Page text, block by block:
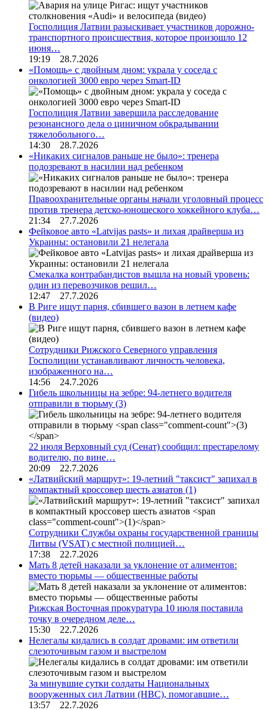
Госполиция Латвии разыскивает участников дорожно-
транспортного происшествия, которое произошло 12
июня…
19:19 28.7.2026
«Помощь» с двойным дном: украла у соседа с
онкологией 3000 евро через Smart-ID
Госполиция Латвии завершила расследование
резонансного дела о циничном обкрадывании
тяжелобольного…
14:30 28.7.2026
«Никаких сигналов раньше не было»: тренера
подозревают в насилии над ребенком
Правоохранительные органы начали уголовный процесс
против тренера детско-юношеского хоккейного клуба…
21:34 27.7.2026
Фейковое авто «Latvijas pasts» и лихая драйверша из
Украины: остановили 21 нелегала
Смекалка контрабандистов вышла на новый уровень:
один из перевозчиков решил…
12:47 27.7.2026
В Риге ищут парня, сбившего вазон в летнем кафе
(видео)
Сотрудники Рижского Северного управления
Госполиции устанавливают личность человека,
изображенного на…
14:56 24.7.2026
Гибель школьницы на зебре: 94-летнего водителя
отправили в тюрьму (3)
22 июля Верховный суд (Сенат) сообщил: престарелому
водителю, по вине…
20:09 22.7.2026
«Латвийский маршрут»: 19-летний "таксист" запихал в
компактный кроссовер шесть азиатов (1)
Сотрудники Службы охраны государственной границы
Литвы (VSAT) с местной полицией…
17:38 22.7.2026
Мать 8 детей наказали за уклонение от алиментов:
вместо тюрьмы — общественные работы
Рижская Восточная прокуратура 10 июля поставила
точку в очередном деле…
15:30 22.7.2026
Нелегалы кидались в солдат дровами: им ответили
слезоточивым газом и выстрелом
За минувшие сутки солдаты Национальных
вооруженных сил Латвии (НВС), помогавшие…
13:57 22.7.2026